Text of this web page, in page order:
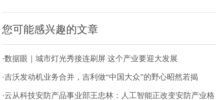
您可能感兴趣的文章
·数据眼｜城市灯光秀接连刷屏 这个产业要迎大发展
·吉沃发动机业务合并，吉利做“中国大众”的野心昭然若揭
·云从科技安防产品事业部王忠林：人工智能正改变安防产业格